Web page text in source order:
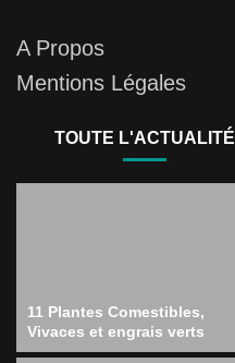
A Propos
Mentions Légales
TOUTE L'ACTUALITÉ
11 Plantes Comestibles,
Vivaces et engrais verts